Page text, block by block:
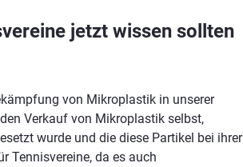
jetzt wissen sollten
von Mikroplastik in unserer
Verkauf von Mikroplastik selbst,
wurde und die diese Partikel bei ihrer
Tennisvereine, da es auch